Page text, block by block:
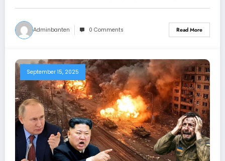
Adminbanten 0 Comments Read More
September 15, 2025